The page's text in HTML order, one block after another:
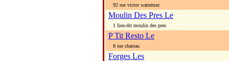
92 rue victor watremez
Moulin Des Pres Le
1 lieu-dit moulin des pres
P Tit Resto Le
8 rue chateau
Forges Les